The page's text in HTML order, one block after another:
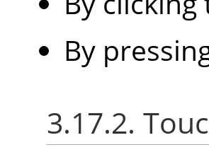
By
3.17.2.